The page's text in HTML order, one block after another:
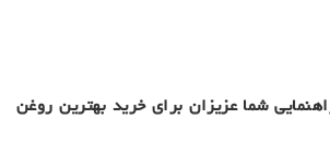
شما عزیزان برای خرید بهترین روغن